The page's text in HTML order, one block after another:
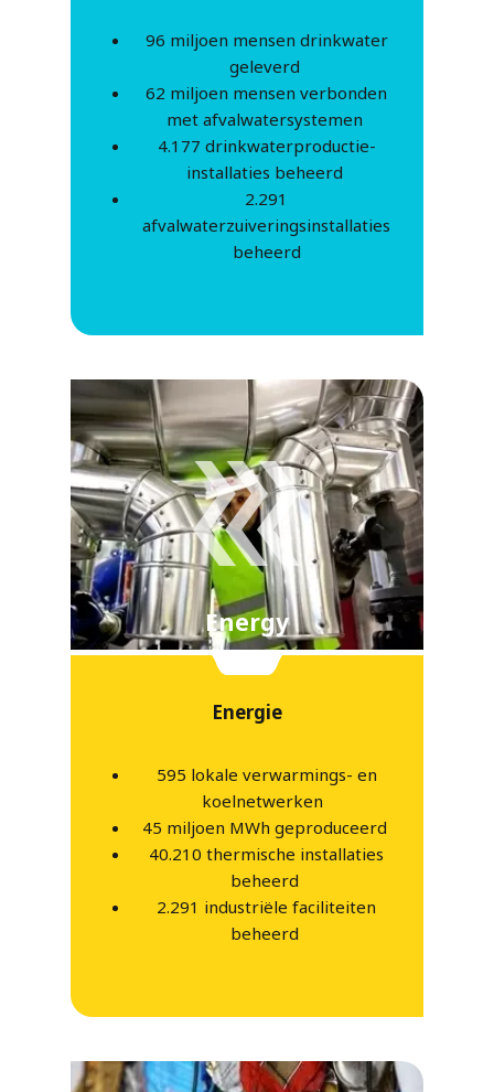
96 miljoen mensen drinkwater
geleverd
62 miljoen mensen verbonden
met afvalwatersystemen
4.177 drinkwaterproductie-
installaties beheerd
2.291
afvalwaterzuiveringsinstallaties
beheerd
Energy
Energie
595 lokale verwarmings- en
koelnetwerken
45 miljoen MWh geproduceerd
40.210 thermische installaties
beheerd
2.291 industriële faciliteiten
beheerd